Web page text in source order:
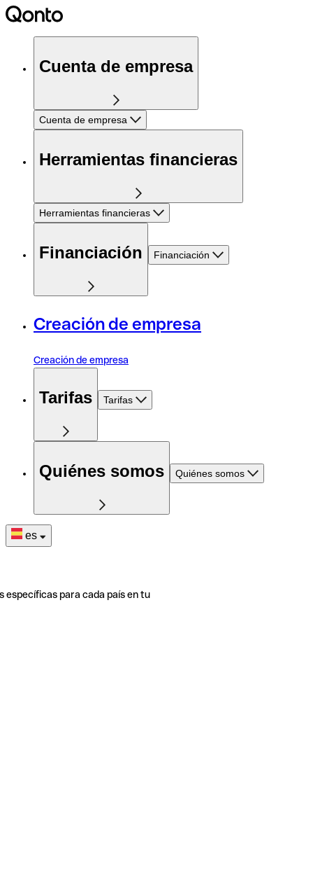
Cuenta de empresa
Cuenta de empresa
Herramientas financieras
Herramientas financieras
Financiación Financiación
Creación de empresa
Creación de empresa
Tarifas Tarifas
Quiénes somos Quiénes somos
es
específicas para cada país en tu